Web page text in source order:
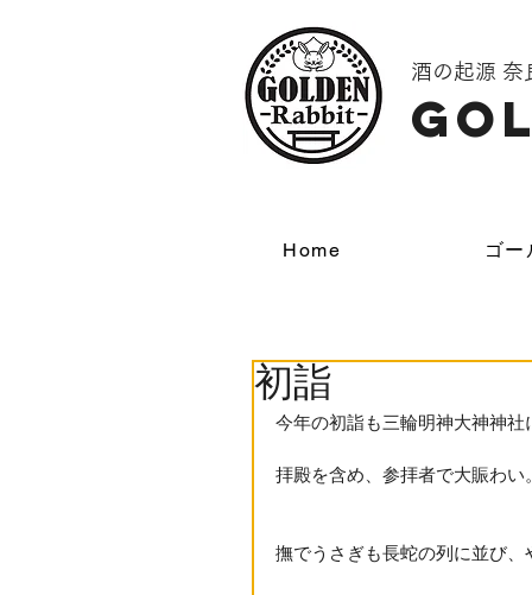
酒の起源 奈
Home ゴ
初詣
今年の初詣も三輪明神大神神社
拝殿を含め、参拝者で大賑わ
撫でうさぎも長蛇の列に並び